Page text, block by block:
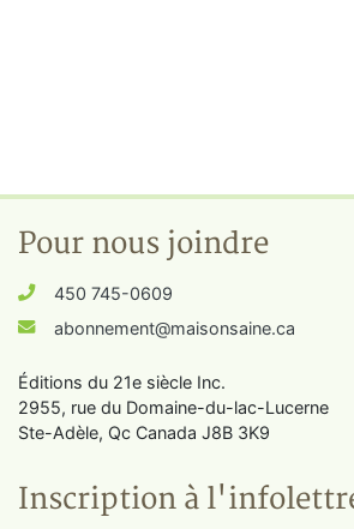
Pour nous joindre
450 745-0609
abonnement@maisonsaine.ca
Éditions du 21e siècle Inc.
2955, rue du Domaine-du-lac-Lucerne
Ste-Adèle, Qc Canada J8B 3K9
Inscription à